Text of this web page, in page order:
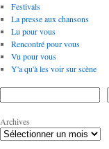
Festivals
La presse aux chansons
Lu pour vous
Rencontré pour vous
Vu pour vous
Y'a qu'à les voir sur scène
Archives